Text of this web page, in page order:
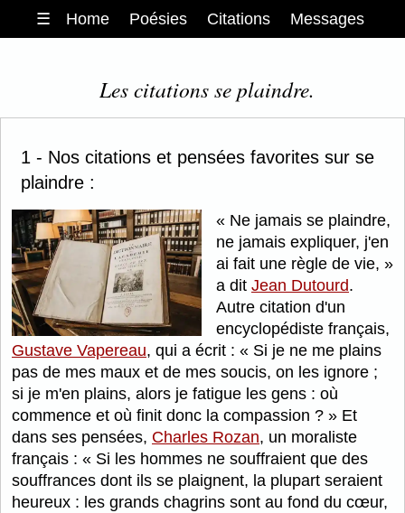
☰ Home Poésies Citations Messages
Les citations se plaindre.
1 - Nos citations et pensées favorites sur se
plaindre :
Ne jamais se plaindre,
ne jamais expliquer, j'en
ai fait une règle de vie,
a dit Jean Dutourd.
Autre citation d'un
encyclopédiste français,
Gustave Vapereau, qui a écrit :
Si je ne me plains
pas de mes maux et de mes soucis, on les ignore ;
si je m'en plains, alors je fatigue les gens : où
commence et où finit donc la compassion ?
Et
dans ses pensées, Charles Rozan, un moraliste
français :
Si les hommes ne souffraient que des
souffrances dont ils se plaignent, la plupart seraient
heureux : les grands chagrins sont au fond du cœur,